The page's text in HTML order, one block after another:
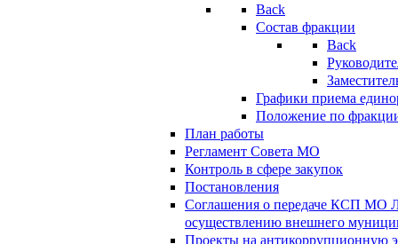
Back
Состав фракции
Back
Графики приема
Положение по
План работы
Регламент Совета МО
Контроль в сфере закупок
Постановления
Соглашения о передаче КСП МО
осуществлению внешнего
Проекты на антикоррупционную